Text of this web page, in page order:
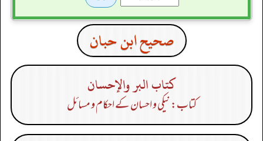
صحیح ابن حبان
كتاب البر والإحسان
کتاب: نیکی و احسان کے احکام و مسائل